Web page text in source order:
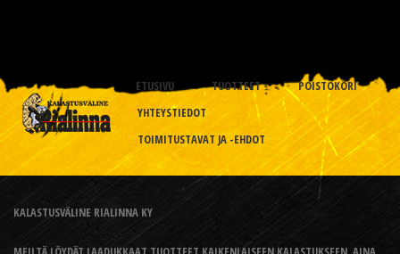
ETUSIVU TUOTTEET
POISTOKORI
YHTEYSTIEDOT
TOIMITUSTAVAT JA -EHDOT
KALASTUSVÄLINE RIALINNA KY